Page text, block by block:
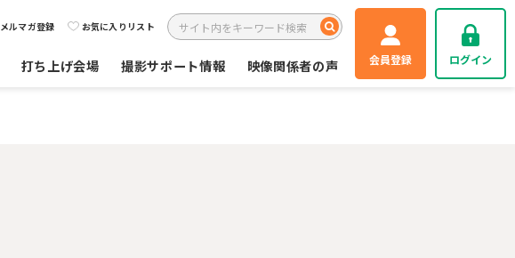
メルマガ登録 お気に入りリスト
打ち上げ会場 撮影サポート情報 映像関係者の声 会員登録 ログイン